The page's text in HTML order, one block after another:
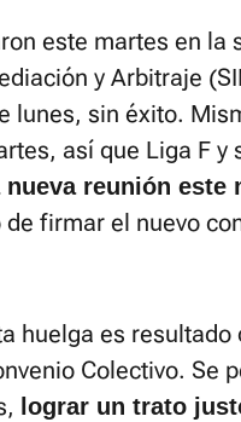
este martes en la
y Arbitraje
lunes, sin éxito.
así que Liga F y
reunión este
firmar el nuevo
huelga es
Colectivo. Se
lograr un trato